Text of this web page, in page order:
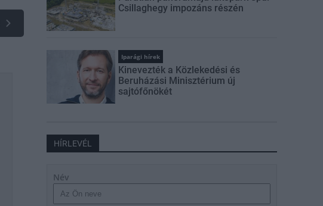
Csillaghegy impozáns részén
Iparági hírek
Kinevezték a Közlekedési és
Beruházási Minisztérium új
sajtófőnökét
HÍRLEVÉL
Név